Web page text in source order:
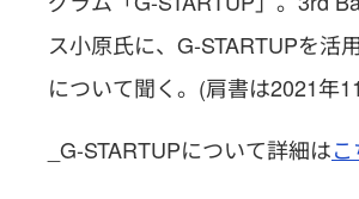
ス小原氏に、G-STARTUPを活
について聞く。(肩書は2021年
_G-STARTUPについて詳細は